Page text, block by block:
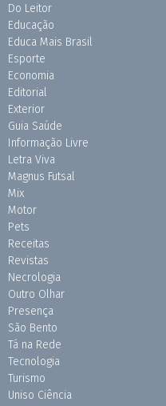
Do Leitor
Educação
Educa Mais Brasil
Esporte
Economia
Editorial
Exterior
Guia Saúde
Informação Livre
Letra Viva
Magnus Futsal
Mix
Motor
Pets
Receitas
Revistas
Necrologia
Outro Olhar
Presença
São Bento
Tá na Rede
Tecnologia
Turismo
Uniso Ciência